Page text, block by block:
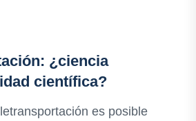
¿ciencia
científica?
es posible